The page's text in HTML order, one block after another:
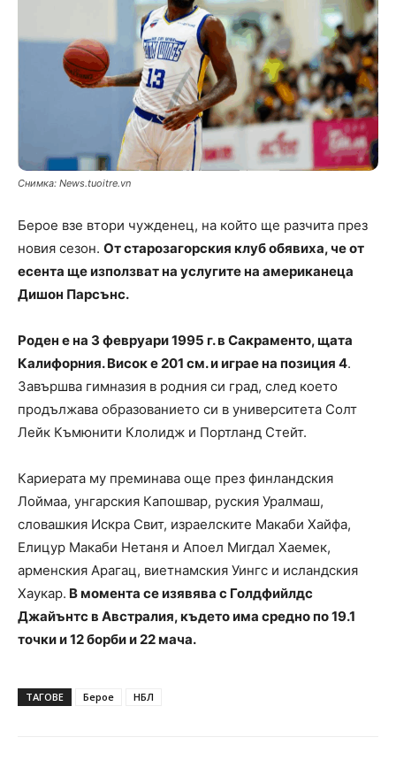
Снимка: News.tuoitre.vn
Берое взе втори чужденец, на който ще разчита през
новия сезон. От старозагорския клуб обявиха, че от
есента ще използват на услугите на американеца
Дишон Парсънс.
Роден е на 3 февруари 1995 г. в Сакраменто, щата
Калифорния. Висок е 201 см. и играе на позиция 4.
Завършва гимназия в родния си град, след което
продължава образованието си в университета Солт
Лейк Къмюнити Клолидж и Портланд Стейт.
Кариерата му преминава още през финландския
Лоймаа, унгарския Капошвар, руския Уралмаш,
словашкия Искра Свит, израелските Макаби Хайфа,
Елицур Макаби Нетаня и Апоел Мигдал Хаемек,
арменския Арагац, виетнамския Уингс и исландския
Хаукар. В момента се изявява с Голдфийлдс
Джайънтс в Австралия, където има средно по 19.1
точки и 12 борби и 22 мача.
ТАГОВЕ Берое НБЛ